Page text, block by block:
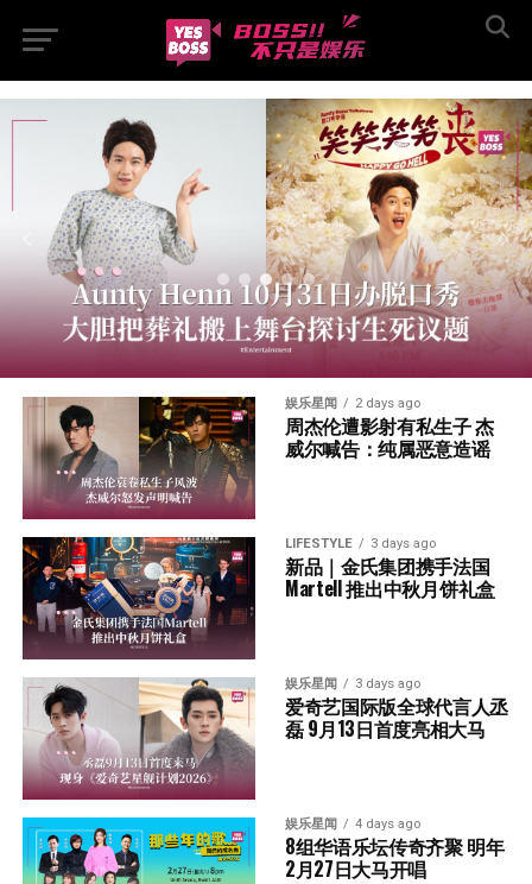
娱乐星闻 2 days ago
周杰伦遭影射有私生子 杰
威尔喊告：纯属恶意造谣
LIFESTYLE 3 days ago
新品｜金氏集团携手法国
Martell 推出中秋月饼礼盒
娱乐星闻 3 days ago
爱奇艺国际版全球代言人丞
磊 9月13日首度亮相大马
娱乐星闻 4 days ago
8组华语乐坛传奇⻬聚 明年
2月27日大马开唱